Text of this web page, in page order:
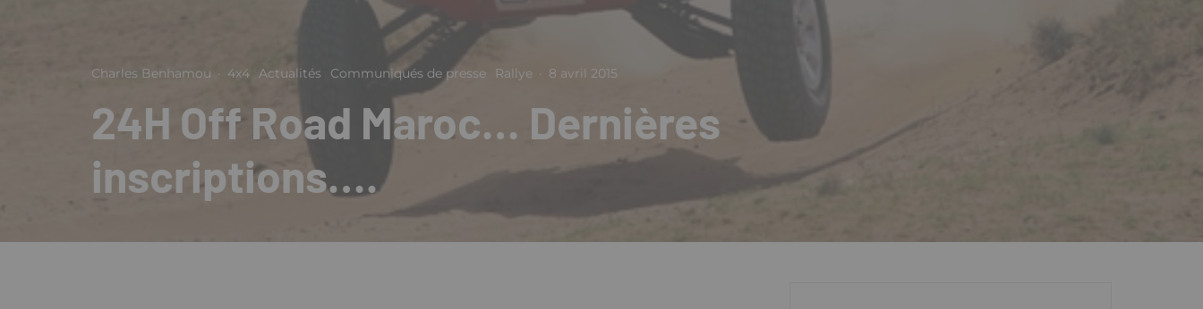
Charles Benhamou · 4x4 Actualités Communiqués de presse Rallye · 8 avril 2015
24H Off Road Maroc… Dernières
inscriptions….